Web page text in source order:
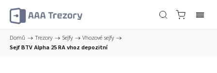
Domů / Trezory / Sejfy / Vhozové sejfy /
Sejf BTV Alpha 25 RA vhoz depozitní